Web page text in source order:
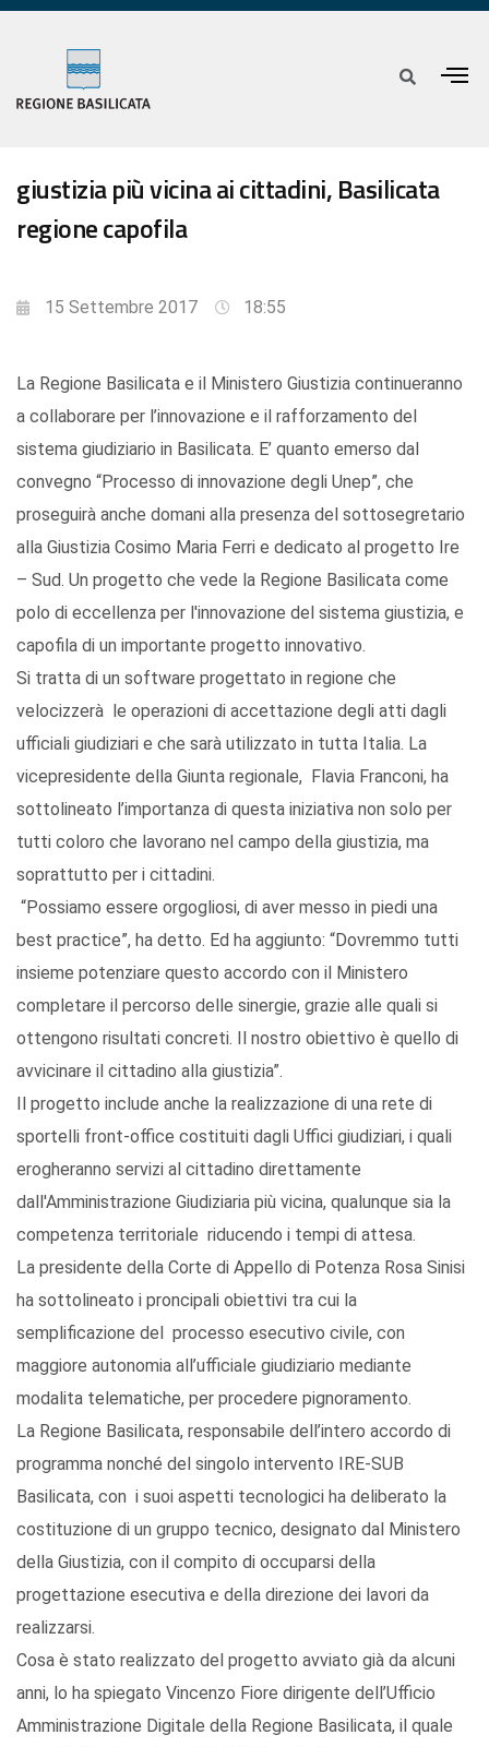
giustizia più vicina ai cittadini, Basilicata
regione capofila
15 Settembre 2017 18:55
La Regione Basilicata e il Ministero Giustizia continueranno
a collaborare per l’innovazione e il rafforzamento del
sistema giudiziario in Basilicata. E’ quanto emerso dal
convegno “Processo di innovazione degli Unep”, che
proseguirà anche domani alla presenza del sottosegretario
alla Giustizia Cosimo Maria Ferri e dedicato al progetto Ire
– Sud. Un progetto che vede la Regione Basilicata come
polo di eccellenza per l'innovazione del sistema giustizia, e
capofila di un importante progetto innovativo.
Si tratta di un software progettato in regione che
velocizzerà le operazioni di accettazione degli atti dagli
ufficiali giudiziari e che sarà utilizzato in tutta Italia. La
vicepresidente della Giunta regionale, Flavia Franconi, ha
sottolineato l’importanza di questa iniziativa non solo per
tutti coloro che lavorano nel campo della giustizia, ma
soprattutto per i cittadini.
“Possiamo essere orgogliosi, di aver messo in piedi una
best practice”, ha detto. Ed ha aggiunto: “Dovremmo tutti
insieme potenziare questo accordo con il Ministero
completare il percorso delle sinergie, grazie alle quali si
ottengono risultati concreti. Il nostro obiettivo è quello di
avvicinare il cittadino alla giustizia”.
Il progetto include anche la realizzazione di una rete di
sportelli front-office costituiti dagli Uffici giudiziari, i quali
erogheranno servizi al cittadino direttamente
dall'Amministrazione Giudiziaria più vicina, qualunque sia la
competenza territoriale riducendo i tempi di attesa.
La presidente della Corte di Appello di Potenza Rosa Sinisi
ha sottolineato i proncipali obiettivi tra cui la
semplificazione del processo esecutivo civile, con
maggiore autonomia all’ufficiale giudiziario mediante
modalita telematiche, per procedere pignoramento.
La Regione Basilicata, responsabile dell’intero accordo di
programma nonché del singolo intervento IRE-SUB
Basilicata, con i suoi aspetti tecnologici ha deliberato la
costituzione di un gruppo tecnico, designato dal Ministero
della Giustizia, con il compito di occuparsi della
progettazione esecutiva e della direzione dei lavori da
realizzarsi.
Cosa è stato realizzato del progetto avviato già da alcuni
anni, lo ha spiegato Vincenzo Fiore dirigente dell’Ufficio
Amministrazione Digitale della Regione Basilicata, il quale